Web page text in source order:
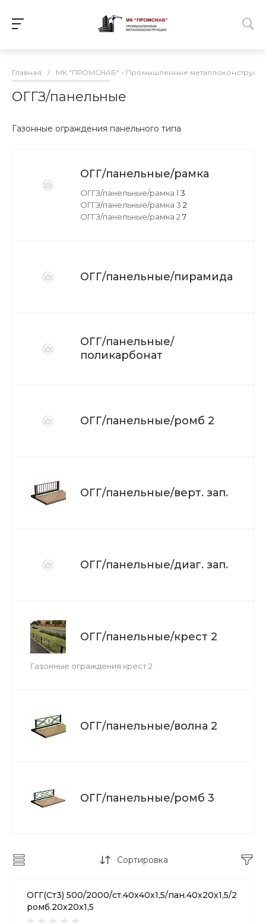
Главная / МК "ПРОМСНАБ" - Промышленные
ОГГЗ/панельные
Газонные ограждения панельного типа
ОГГ/панельные/рамка
ОГГЗ/панельные/рамка 1 3
ОГГЗ/панельные/рамка 3 2
ОГГЗ/панельные/рамка 2 7
ОГГ/панельные/пирамида
ОГГ/панельные/
поликарбонат
ОГГ/панельные/ромб 2
ОГГ/панельные/верт. зап.
ОГГ/панельные/диаг. зап.
ОГГ/панельные/крест 2
Газонные ограждения крест 2
ОГГ/панельные/волна 2
ОГГ/панельные/ромб 3
Сортировка
ОГГ(Ст3) 500/2000/ст.40х40х1,5/пан.40х20х1,5/2
ромб.20х20х1,5